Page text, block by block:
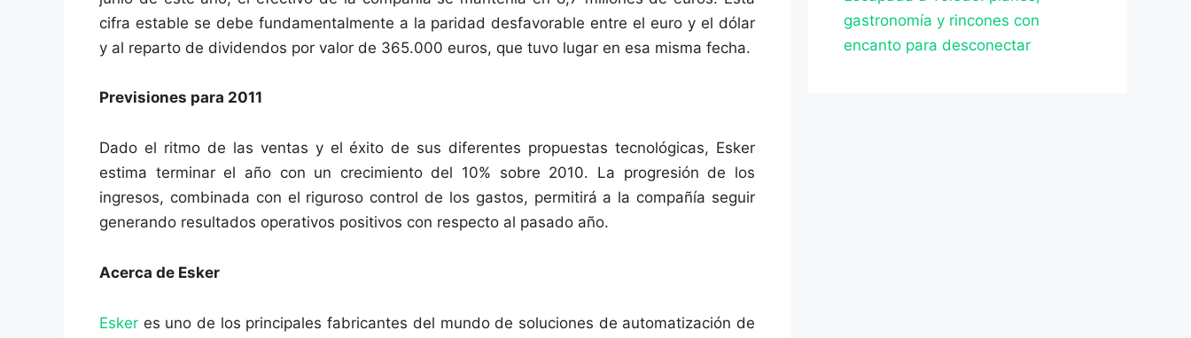
cifra estable se debe fundamentalmente a la paridad desfavorable entre el euro y el dólar
y al reparto de dividendos por valor de 365.000 euros, que tuvo lugar en esa misma fecha.
Previsiones para 2011
Dado el ritmo de las ventas y el éxito de sus diferentes propuestas tecnológicas, Esker
estima terminar el año con un crecimiento del 10% sobre 2010. La progresión de los
ingresos, combinada con el riguroso control de los gastos, permitirá a la compañía seguir
generando resultados operativos positivos con respecto al pasado año.
Acerca de Esker
Esker es uno de los principales fabricantes del mundo de soluciones de automatización de
gastronomía y rincones con
encanto para desconectar